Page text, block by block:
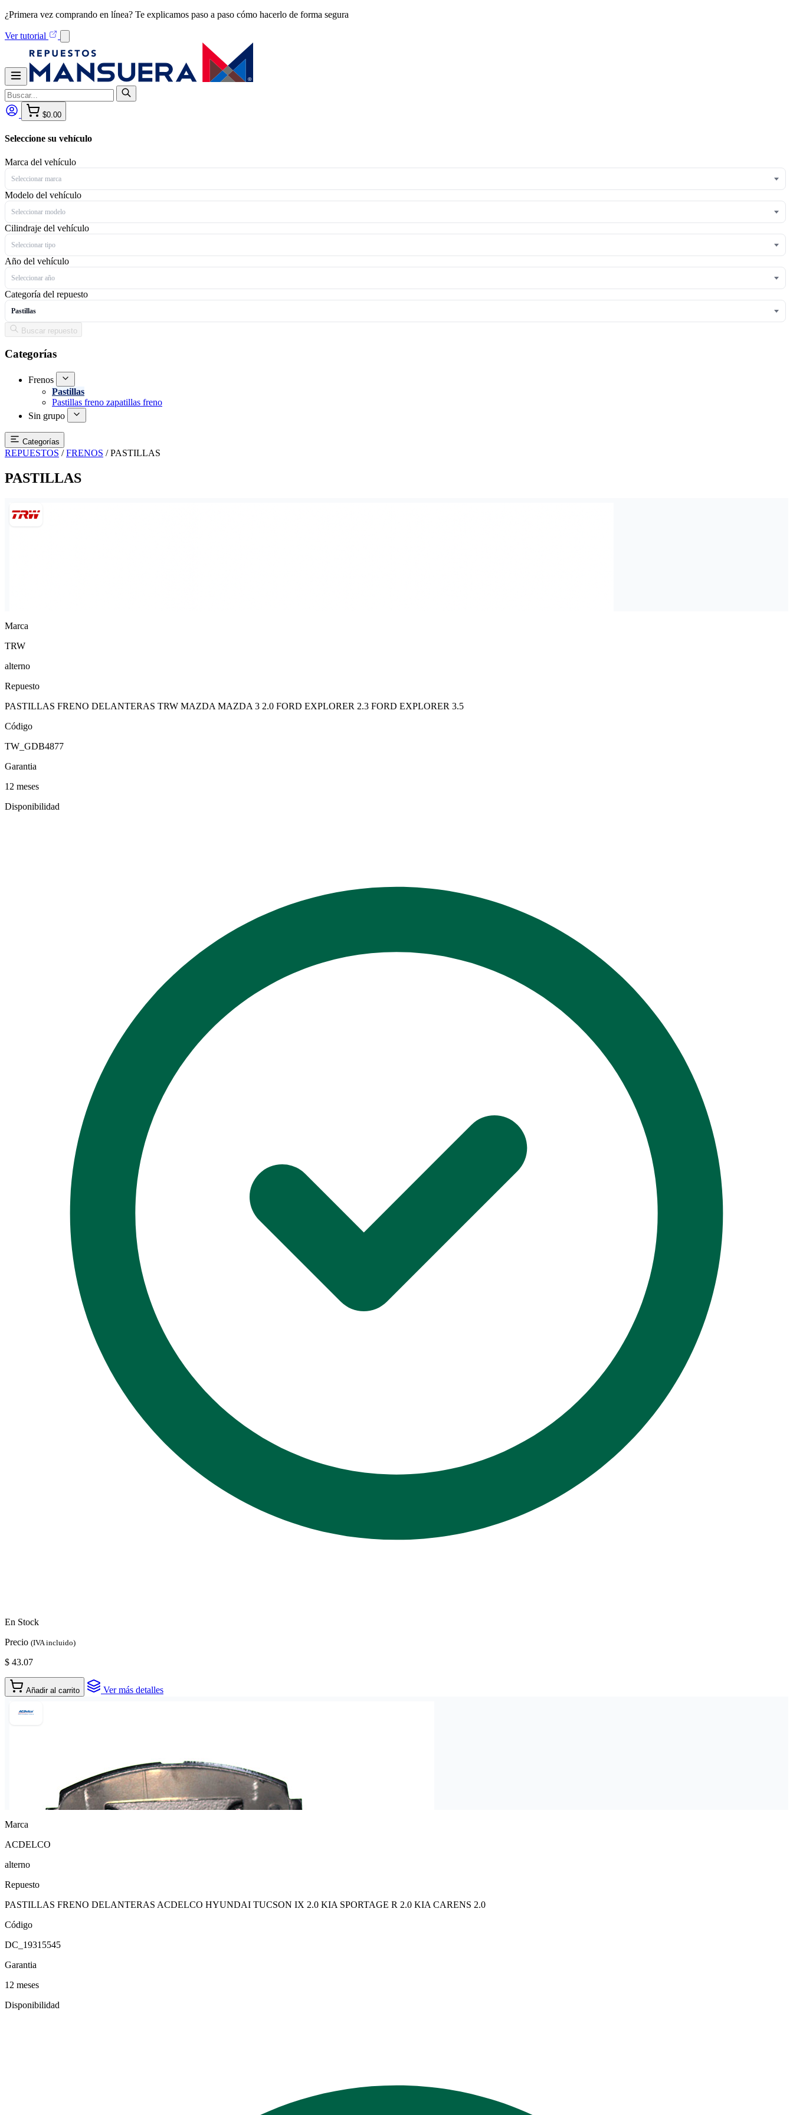
¿Primera vez comprando en línea? Te explicamos paso a paso cómo hacerlo de forma segura
Ver tutorial
$0.00
Seleccione su vehículo
Marca del vehículo
Seleccionar marca
Modelo del vehículo
Seleccionar modelo
Cilindraje del vehículo
Seleccionar tipo
Año del vehículo
Seleccionar año
Categoría del repuesto
Pastillas
Buscar repuesto
Categorías
Frenos
Pastillas
Pastillas freno zapatillas freno
Sin grupo
Categorías
REPUESTOS / FRENOS / PASTILLAS
PASTILLAS
Marca
TRW
alterno
Repuesto
PASTILLAS FRENO DELANTERAS TRW MAZDA MAZDA 3 2.0 FORD EXPLORER 2.3 FORD EXPLORER 3.5
Código
TW_GDB4877
Garantia
12 meses
Disponibilidad
En Stock
Precio (IVA incluido)
$ 43.07
Añadir al carrito Ver más detalles
Marca
ACDELCO
alterno
Repuesto
PASTILLAS FRENO DELANTERAS ACDELCO HYUNDAI TUCSON IX 2.0 KIA SPORTAGE R 2.0 KIA CARENS 2.0
Código
DC_19315545
Garantia
12 meses
Disponibilidad